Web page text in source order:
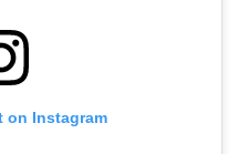
on Instagram